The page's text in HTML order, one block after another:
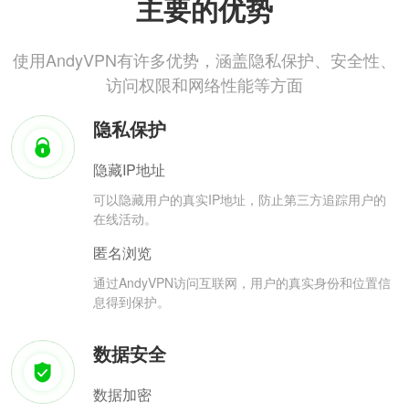
主要的优势
使用AndyVPN有许多优势，涵盖隐私保护、安全性、
访问权限和网络性能等方面
隐私保护
隐藏IP地址
可以隐藏用户的真实IP地址，防止第三方追踪用户的
在线活动。
匿名浏览
通过AndyVPN访问互联网，用户的真实身份和位置信
息得到保护。
数据安全
数据加密